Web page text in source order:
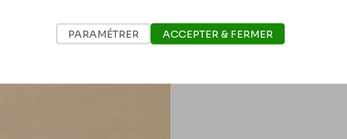
PARAMÉTRER ACCEPTER & FERMER